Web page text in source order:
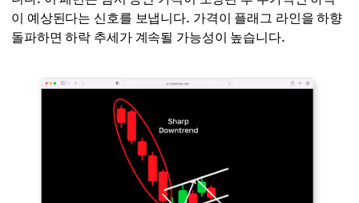
이 예상된다는 신호를 보냅니다. 가격이 플래그 라인을 하향
돌파하면 하락 추세가 계속될 가능성이 높습니다.